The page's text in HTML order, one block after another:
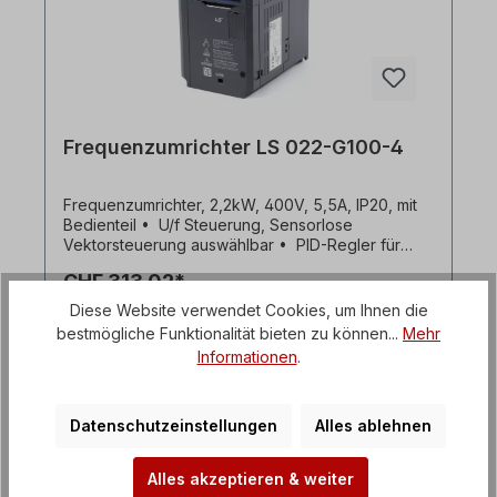
Autotuning • Integrierte Kommunikation RS485 (LS
Bus / Modbus RTU) mit RJ45 • Lüfter mit On/Off-
Steuerung, leicht auswechselbar
Frequenzumrichter LS 022-G100-4
Frequenzumrichter, 2,2kW, 400V, 5,5A, IP20, mit
Bedienteil • U/f Steuerung, Sensorlose
Vektorsteuerung auswählbar • PID-Regler für
Drehmoment im gesamten Motordrehzahlbereich
• 0,1-400Hz Ausgangsfrequenz• 1-15kHz
Taktfrequenz • Eingangsspannungsbereich -15%
bis +10% • Fehlerregister: letzte 5 Fehler •
Analogeingang 0 bis +10Vdc / -10 bis +10Vdc •
(Boost) manuell/automatisch • Eingangssignal
Parametereinstellung für einen zweiten Motor •
Transistor zum dynamischen Bremsen
CHF 313.02*
Details
Diese Website verwendet Cookies, um Ihnen die
bestmögliche Funktionalität bieten zu können... Mehr
Informationen.
Datenschutzeinstellungen Alles ablehnen
Alles akzeptieren & weiter